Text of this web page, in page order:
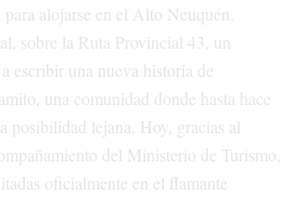
alojarse en el Alto Neuquén.
sobre la Ruta Provincial 43, un
escribir una nueva historia de
una comunidad donde hasta hace
posibilidad lejana. Hoy, gracias al
del Ministerio de Turismo,
oficialmente en el flamante